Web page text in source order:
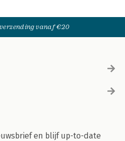
vanaf €20
en blijf up-to-date